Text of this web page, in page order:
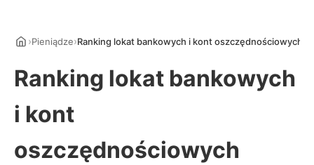
›Pieniądze›Ranking lokat bankowych i kont oszczędnościowych
Ranking lokat bankowych
i kont
oszczędnościowych